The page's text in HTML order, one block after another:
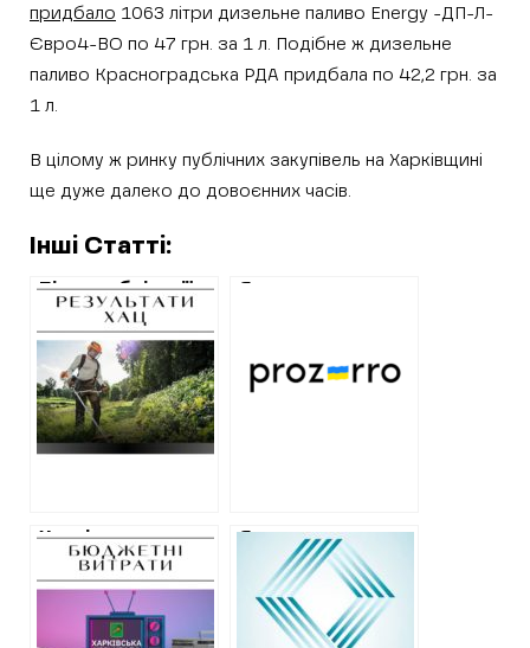
придбало 1063 літри дизельне паливо Energy -ДП-Л-
Євро4-ВО по 47 грн. за 1 л. Подібне ж дизельне
паливо Красноградська РДА придбала по 42,2 грн. за
1 л.
В цілому ж ринку публічних закупівель на Харківщині
ще дуже далеко до довоєнних часів.
Інші Статті:
Після публікації
ХАЦ
“Шебелинкагазвидобування”
відмінила
закупівлі з покосу
трави за 9
мільйонів
Як працювали
травні
Харківська
міськрада
витратить 12
мільйонів на піар
у ЗМІ, на
Як працювали
публічні закупівлі
на Харківщині в
червні-липні